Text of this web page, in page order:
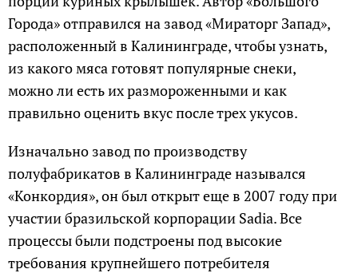
Города» отправился на завод «Мираторг Запад»,
расположенный в Калининграде, чтобы узнать,
из какого мяса готовят популярные снеки,
можно ли есть их размороженными и как
правильно оценить вкус после трех укусов.
Изначально завод по производству
полуфабрикатов в Калининграде назывался
«Конкордия», он был открыт еще в 2007 году при
участии бразильской корпорации Sadia. Все
процессы были подстроены под высокие
требования крупнейшего потребителя